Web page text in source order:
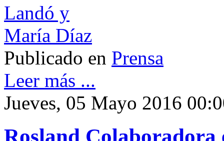
Publicado en Prensa
Leer más ...
Jueves, 05 Mayo 2016